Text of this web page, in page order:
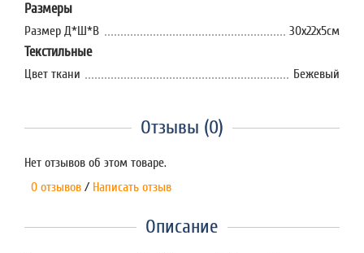
Размеры
Размер Д*Ш*В 30х22х5см
Текстильные
Цвет ткани Бежевый
Отзывы (0)
Нет отзывов об этом товаре.
0 отзывов / Написать отзыв
Описание